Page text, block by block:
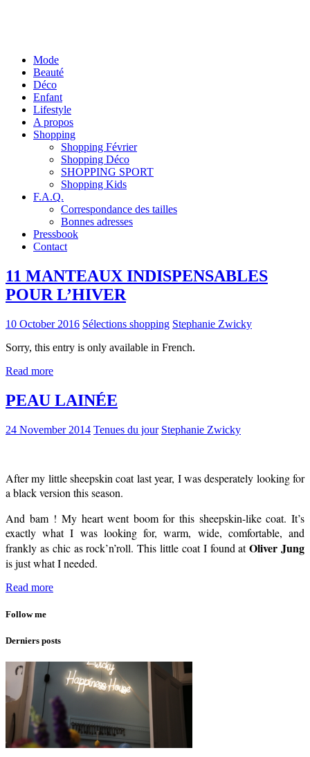
Mode
Beauté
Déco
Enfant
Lifestyle
A propos
Shopping
Shopping Février
Shopping Déco
SHOPPING SPORT
Shopping Kids
F.A.Q.
Correspondance des tailles
Bonnes adresses
Pressbook
Contact
11 MANTEAUX INDISPENSABLES
POUR L’HIVER
10 October 2016 Sélections shopping Stephanie Zwicky
Sorry, this entry is only available in French.
Read more
PEAU LAINÉE
24 November 2014 Tenues du jour Stephanie Zwicky
After my little sheepskin coat last year, I was desperately looking for
a black version this season.
And bam ! My heart went boom for this sheepskin-like coat. It’s
exactly what I was looking for, warm, wide, comfortable, and
frankly as chic as rock’n’roll. This little coat I found atOliver Jung
is just what I needed.
Read more
Follow me
Derniers posts